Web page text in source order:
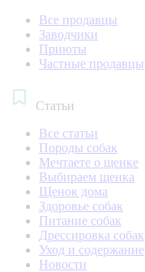
Все продавцы
Заводчики
Приюты
Частные продавцы
Статьи
Все статьи
Породы собак
Мечтаете о щенке
Выбираем щенка
Щенок дома
Здоровье собак
Питание собак
Дрессировка собак
Уход и содержание
Новости